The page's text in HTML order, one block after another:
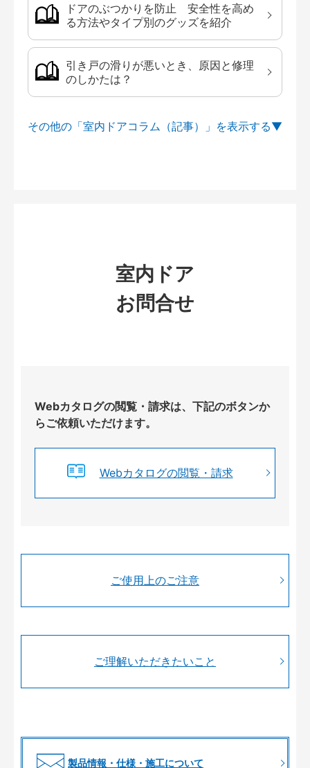
ドアのぶつかりを防止 安全性を高め
る方法やタイプ別のグッズを紹介
引き戸の滑りが悪いとき、原因と修理
のしかたは？
その他の「室内ドアコラム（記事）」を
室内ドア
お問合せ
Webカタログの閲覧・請求は、下記のボタンか
らご依頼いただけます。
Webカタログの閲覧・請求
ご使用上のご注意
ご理解いただきたいこと
製品情報・仕様・施工について